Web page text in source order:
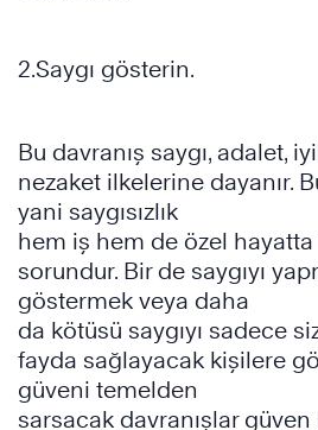
2.Saygı gösterin.
Bu davranış saygı, adalet,
nezaket ilkelerine dayanır.
yani saygısızlık
hem iş hem de özel
sorundur. Bir de saygıyı
göstermek veya daha
da kötüsü saygıyı sadece
fayda sağlayacak kişilere
güveni temelden
sarsacak davranışlar güven